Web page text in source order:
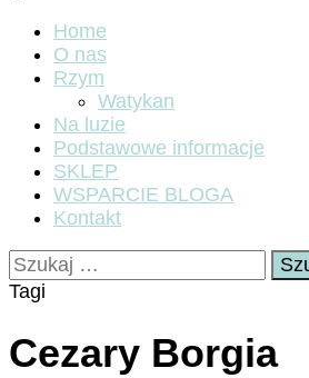
Home
O nas
Rzym
Watykan
Na luzie
Podstawowe informacje
SKLEP
WSPARCIE BLOGA
Kontakt
Szukaj:
Tagi
Cezary Borgia